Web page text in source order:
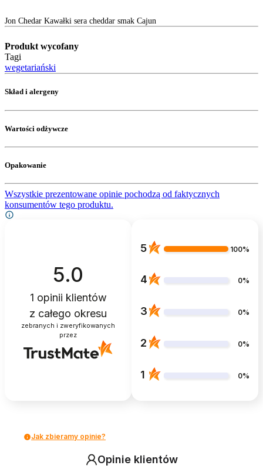
Jon Chedar Kawałki sera cheddar smak Cajun
Produkt wycofany
Tagi
wegetariański
Skład i alergeny
Wartości odżywcze
Opakowanie
Wszystkie prezentowane opinie pochodzą od faktycznych
konsumentów tego produktu.
5.0
1 opinii klientów
z całego okresu
zebranych i zweryfikowanych
przez
5 100%
4 0%
3 0%
2 0%
1 0%
Jak zbieramy opinie?
Opinie klientów